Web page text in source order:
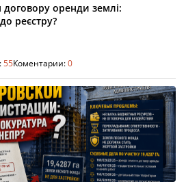
оренди землі:
реєстру?
55Коментарии:0